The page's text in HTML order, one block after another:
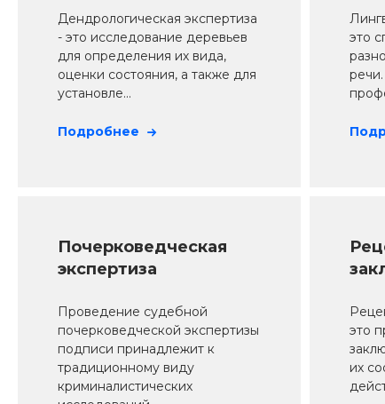
Дендрологическая экспертиза
- это исследование деревьев
для определения их вида,
оценки состояния, а также для
установле...
Подробнее
это
Почерковедческая
экспертиза
Проведение судебной
почерковедческой экспертизы
подписи принадлежит к
традиционному виду
криминалистических
это
их